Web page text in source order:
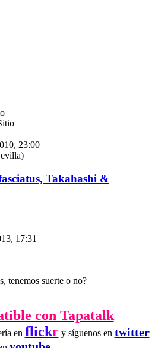
23:00
Takahashi &
17:31
tenemos suerte o no?
con Tapatalk
en flickry síguenos en twitter